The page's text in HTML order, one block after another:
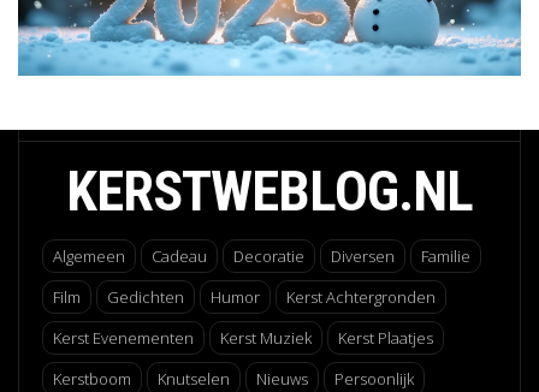
KERSTWEBLOG.NL
Algemeen Cadeau Decoratie Diversen
Familie
Film
Gedichten Humor
Kerst Achtergronden
Kerst Evenementen
Kerst Muziek
Kerst Plaatjes
Kerstboom
Knutselen Nieuws
Persoonlijk